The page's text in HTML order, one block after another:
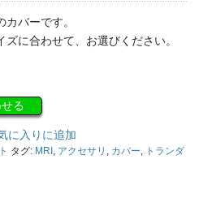
バーです。
に合わせて、お選びください。
る
に入りに追加
タグ: MRI, アクセサリ , カバー, トランダ